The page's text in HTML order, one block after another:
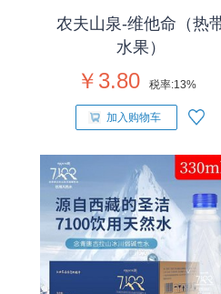
农夫山泉-维他命（热
水果）
￥3.80 税率:13%
加入购物车